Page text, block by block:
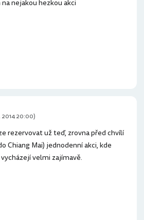
nejakou hezkou akci
rezervovat už teď, zrovna před chvílí
Chiang Mai) jednodenní akci, kde
velmi zajímavě.
2014 20:00)